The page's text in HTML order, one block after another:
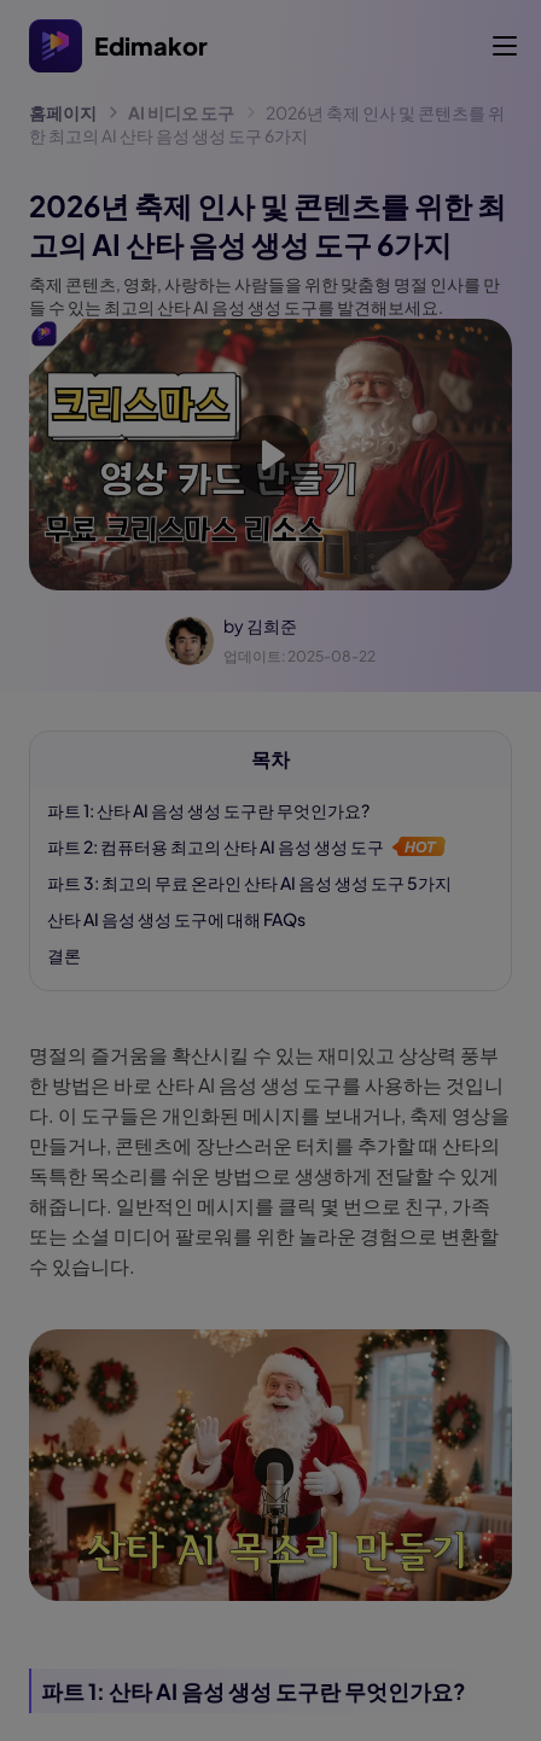
Edimakor
홈페이지 AI 비디오 도구
2026년 축제 인사 및 콘텐츠를 위
한 최고의 AI 산타 음성 생성 도구 6가지
2026년 축제 인사 및 콘텐츠를 위한 최
고의 AI 산타 음성 생성 도구 6가지
축제 콘텐츠, 영화, 사랑하는 사람들을 위한 맞춤형 명절 인사를 만
들 수 있는 최고의 산타 AI 음성 생성 도구를 발견해보세요.
by 김희준
업데이트: 2025-08-22
목차
파트 1: 산타 AI 음성 생성 도구란 무엇인가요?
파트 2: 컴퓨터용 최고의 산타 AI 음성 생성 도구
파트 3: 최고의 무료 온라인 산타 AI 음성 생성 도구 5가지
산타 AI 음성 생성 도구에 대해 FAQs
결론
명절의 즐거움을 확산시킬 수 있는 재미있고 상상력 풍부
한 방법은 바로 산타 AI 음성 생성 도구를 사용하는 것입니
다. 이 도구들은 개인화된 메시지를 보내거나, 축제 영상을
만들거나, 콘텐츠에 장난스러운 터치를 추가할 때 산타의
독특한 목소리를 쉬운 방법으로 생생하게 전달할 수 있게
해줍니다. 일반적인 메시지를 클릭 몇 번으로 친구, 가족
또는 소셜 미디어 팔로워를 위한 놀라운 경험으로 변환할
수 있습니다.
파트 1: 산타 AI 음성 생성 도구란 무엇인가요?